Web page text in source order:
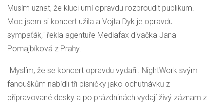
Musím uznat, že kluci umí opravdu rozproudit publikum.
Moc jsem si koncert užila a Vojta Dyk je opravdu
sympaťák," řekla agentuře Mediafax divačka Jana
Pomajbíková z Prahy.
"Myslím, že se koncert opravdu vydařil. NightWork svým
fanouškům nabídli tři písničky jako ochutnávku z
připravované desky a po prázdninách vydají živý záznam z